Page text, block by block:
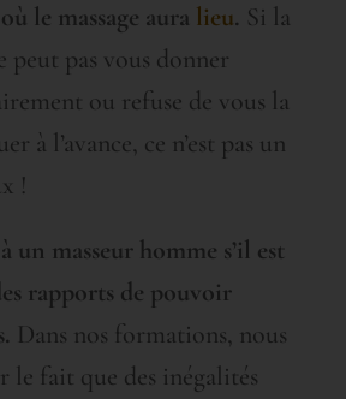
le massage aura lieu. Si la
peut pas vous donner
ou refuse de vous la
à l’avance, ce n’est pas un
!
un masseur homme s’il est
rapports de pouvoir
Dans nos formations, nous
le fait que des inégalités